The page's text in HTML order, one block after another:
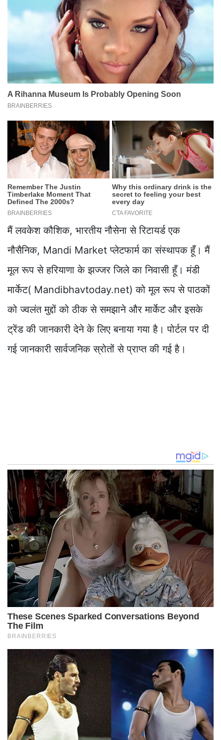
मैं लवकेश कौशिक, भारतीय नौसेना से रिटायर्ड एक
नौसैनिक, Mandi Market प्लेटफार्म का संस्थापक हूँ। मैं
मूल रूप से हरियाणा के झज्जर जिले का निवासी हूँ। मंडी
मार्केट( Mandibhavtoday.net) को मूल रूप से पाठकों
को ज्वलंत मुद्दों को ठीक से समझाने और मार्केट और इसके
ट्रेंड की जानकारी देने के लिए बनाया गया है। पोर्टल पर दी
गई जानकारी सार्वजनिक स्रोतों से प्राप्त की गई है।